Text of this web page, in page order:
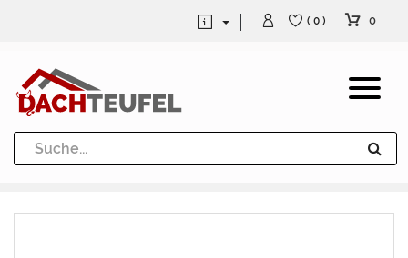
Dachrinne und Fallrohre
Werkzeuge und Löttechnik
( 0 ) 0